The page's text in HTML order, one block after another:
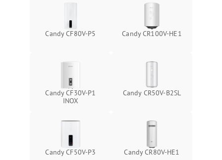
Candy CF80V-P5 Candy CR100V-HE1
Candy CF30V-P1
INOX
Candy CR50V-B2SL
Candy CF50V-P3 Candy CR80V-HE1